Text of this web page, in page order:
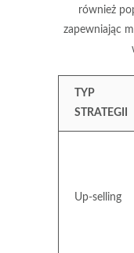
również
zapewniając
TYP
STRATEGII
Up-selling